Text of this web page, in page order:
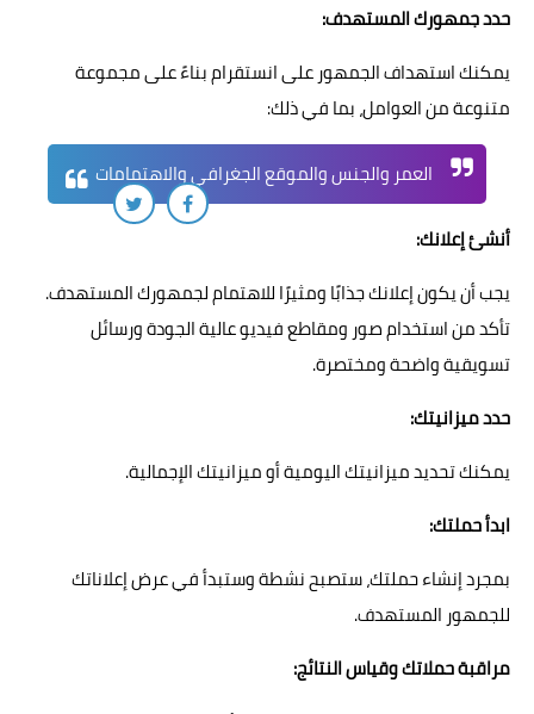
حدد جمهورك المستهدف:
يمكنك استهداف الجمهور على انستقرام بناءً على مجموعة
متنوعة من العوامل، بما في ذلك:
العمر والجنس والموقع الجغرافي والاهتمامات
أنشئ إعلانك:
يجب أن يكون إعلانك جذابًا ومثيرًا للاهتمام لجمهورك المستهدف.
تأكد من استخدام صور ومقاطع فيديو عالية الجودة ورسائل
تسويقية واضحة ومختصرة.
حدد ميزانيتك:
يمكنك تحديد ميزانيتك اليومية أو ميزانيتك الإجمالية.
ابدأ حملتك:
بمجرد إنشاء حملتك، ستصبح نشطة وستبدأ في عرض إعلاناتك
للجمهور المستهدف.
مراقبة حملاتك وقياس النتائج: